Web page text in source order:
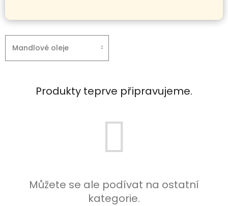
Mandlové oleje
Produkty teprve připravujeme.
Můžete se ale podívat na ostatní
kategorie.